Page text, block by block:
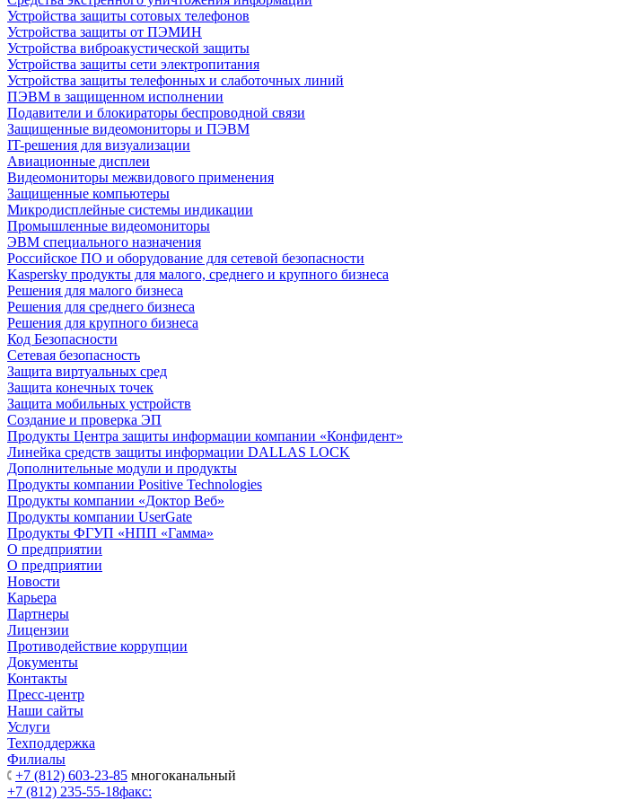
Устройства защиты сотовых телефонов
Устройства защиты от ПЭМИН
Устройства виброакустической защиты
Устройства защиты сети электропитания
Устройства защиты телефонных и слаботочных линий
ПЭВМ в защищенном исполнении
Подавители и блокираторы беспроводной связи
Защищенные видеомониторы и ПЭВМ
IT-решения для визуализации
Авиационные дисплеи
Видеомониторы межвидового применения
Защищенные компьютеры
Микродисплейные системы индикации
Промышленные видеомониторы
ЭВМ специального назначения
Российское ПО и оборудование для сетевой безопасности
Kaspersky продукты для малого, среднего и крупного бизнеса
Решения для малого бизнеса
Решения для среднего бизнеса
Решения для крупного бизнеса
Код Безопасности
Сетевая безопасность
Защита виртуальных сред
Защита конечных точек
Защита мобильных устройств
Создание и проверка ЭП
Продукты Центра защиты информации компании «Конфидент»
Линейка средств защиты информации DALLAS LOCK
Дополнительные модули и продукты
Продукты компании Positive Technologies
Продукты компании «Доктор Веб»
Продукты компании UserGate
Продукты ФГУП «НПП «Гамма»
О предприятии
О предприятии
Новости
Карьера
Партнеры
Лицензии
Противодействие коррупции
Документы
Контакты
Пресс-центр
Наши сайты
Услуги
Техподдержка
Филиалы
+7 (812) 603-23-85 многоканальный
+7 (812) 235-55-18факс: